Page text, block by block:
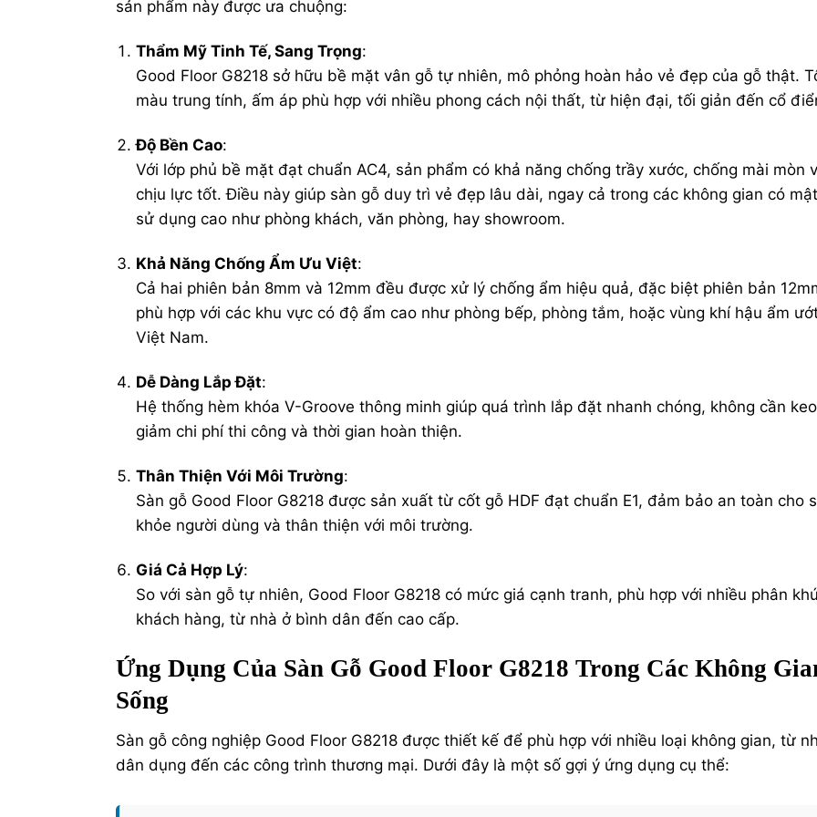
sản phẩm này được ưa chuộng:
Thẩm Mỹ Tinh Tế, Sang Trọng:
Good Floor G8218 sở hữu bề mặt vân gỗ tự nhiên, mô phỏng hoàn hảo vẻ đẹp của gỗ thật.
màu trung tính, ấm áp phù hợp với nhiều phong cách nội thất, từ hiện đại, tối giản đến cổ
Độ Bền Cao:
Với lớp phủ bề mặt đạt chuẩn AC4, sản phẩm có khả năng chống trầy xước, chống mài mòn
chịu lực tốt. Điều này giúp sàn gỗ duy trì vẻ đẹp lâu dài, ngay cả trong các không gian có
sử dụng cao như phòng khách, văn phòng, hay showroom.
Khả Năng Chống Ẩm Ưu Việt:
Cả hai phiên bản 8mm và 12mm đều được xử lý chống ẩm hiệu quả, đặc biệt phiên bản
phù hợp với các khu vực có độ ẩm cao như phòng bếp, phòng tắm, hoặc vùng khí hậu ẩm
Việt Nam.
Dễ Dàng Lắp Đặt:
Hệ thống hèm khóa V-Groove thông minh giúp quá trình lắp đặt nhanh chóng, không cần
giảm chi phí thi công và thời gian hoàn thiện.
Thân Thiện Với Môi Trường:
Sàn gỗ Good Floor G8218 được sản xuất từ cốt gỗ HDF đạt chuẩn E1, đảm bảo an toàn cho
khỏe người dùng và thân thiện với môi trường.
Giá Cả Hợp Lý:
So với sàn gỗ tự nhiên, Good Floor G8218 có mức giá cạnh tranh, phù hợp với nhiều phân
khách hàng, từ nhà ở bình dân đến cao cấp.
Ứng Dụng Của Sàn Gỗ Good Floor G8218 Trong Các Không
Sống
Sàn gỗ công nghiệp Good Floor G8218 được thiết kế để phù hợp với nhiều loại không gian, từ
dân dụng đến các công trình thương mại. Dưới đây là một số gợi ý ứng dụng cụ thể: